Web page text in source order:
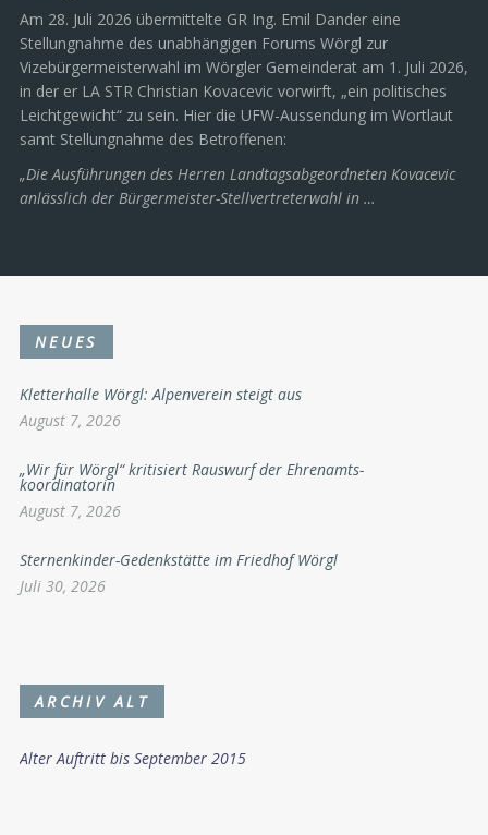
Am 28. Juli 2026 übermittelte GR Ing. Emil Dander eine
Stellungnahme des unabhängigen Forums Wörgl zur
Vizebürgermeisterwahl im Wörgler Gemeinderat am 1. Juli 2026,
in der er LA STR Christian Kovacevic vorwirft, „ein politisches
Leichtgewicht“ zu sein. Hier die UFW-Aussendung im Wortlaut
samt Stellungnahme des Betroffenen:
„Die Ausführungen des Herren Landtagsabgeordneten Kovacevic
anlässlich der Bürgermeister-Stellvertreterwahl in …
NEUES
Kletterhalle Wörgl: Alpenverein steigt aus
August 7, 2026
„Wir für Wörgl“ kritisiert Rauswurf der Ehrenamts-
koordinatorin
August 7, 2026
Sternenkinder-Gedenkstätte im Friedhof Wörgl
Juli 30, 2026
ARCHIV ALT
Alter Auftritt bis September 2015